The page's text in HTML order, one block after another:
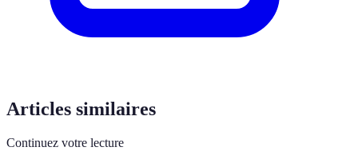
Articles similaires
Continuez votre lecture